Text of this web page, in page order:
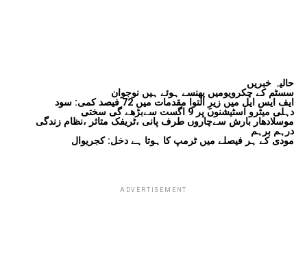
حالیہ خبریں
سسٹم کے چکرویومیں پھنسے ہوئے ہیں نوجوان
ایف ایس ایل میں زیرِ التوا مقدمات میں 72 فیصد کمی: سود
دہلی میٹرو اسٹیشنوں پر 9 اگست سےبڑھے گی سختی
موسلادھار بارش سےچاروں طرف پانی ،ٹریفک متاثر ،نظام زندگی
درہم برہم
مودی کے ہر فیصلے میں ٹرمپ کا ہوتا ہے دخل: کجریوال
ADVERTISEMENT